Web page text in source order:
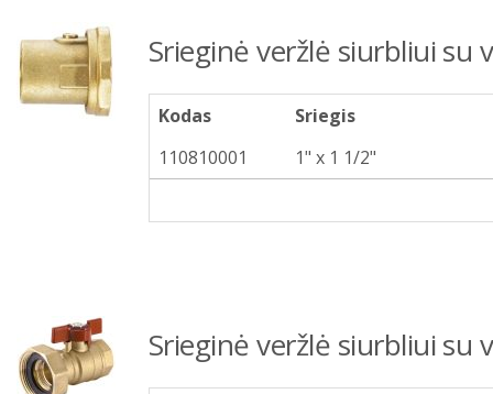
Srieginė veržlė siurbliui
Kodas
Sriegis
110810001
1" x 1 1/2"
Srieginė veržlė siurbliui su